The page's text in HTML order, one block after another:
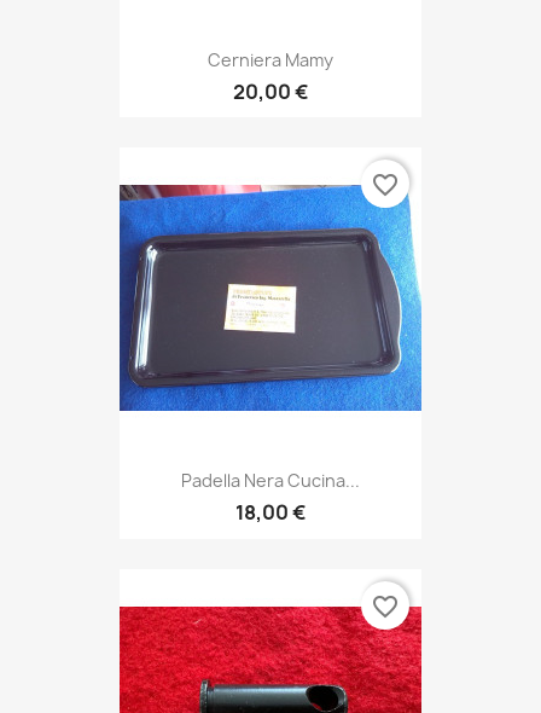
Cerniera Mamy
20,00 €
Padella Nera Cucina...
18,00 €
favorite_border
favorite_border